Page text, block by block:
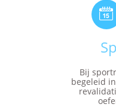

Bij
begeleid